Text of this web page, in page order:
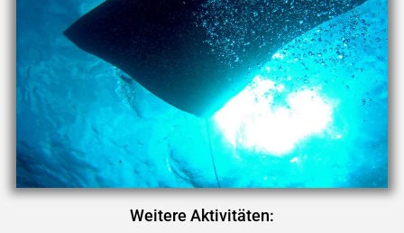
Weitere Aktivitäten: